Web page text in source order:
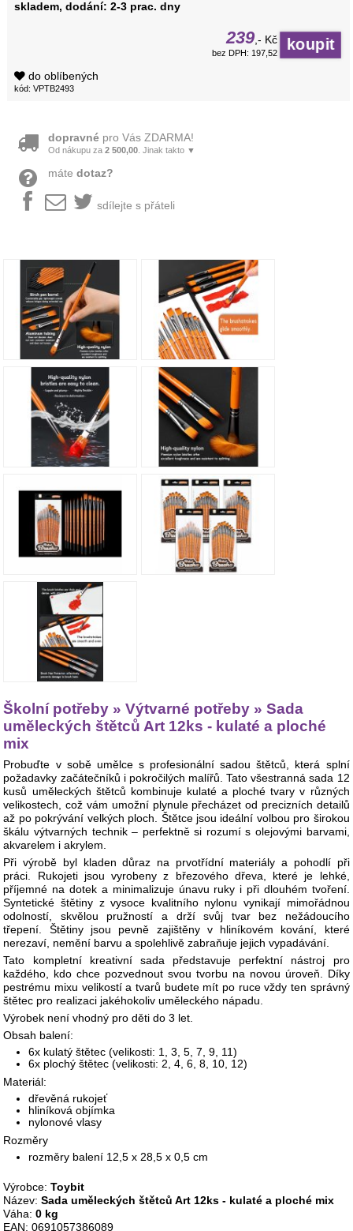
skladem, dodání: 2-3 prac. dny
239,- Kč
bez DPH: 197,52
do oblíbených
kód: VPTB2493
dopravnépro Vás ZDARMA!
Od nákupu za 2 500,00. Jinak takto ▼
máte dotaz?
sdílejte s přáteli
Školní potřeby » Výtvarné potřeby » Sada
uměleckých štětců Art 12ks - kulaté a ploché
mix
Probuďte v sobě umělce s profesionální sadou štětců, která splní
požadavky začátečníků i pokročilých malířů. Tato všestranná sada 12
kusů uměleckých štětců kombinuje kulaté a ploché tvary v různých
velikostech, což vám umožní plynule přecházet od precizních detailů
až po pokrývání velkých ploch. Štětce jsou ideální volbou pro širokou
škálu výtvarných technik – perfektně si rozumí s olejovými barvami,
akvarelem i akrylem.
Při výrobě byl kladen důraz na prvotřídní materiály a pohodlí při
práci. Rukojeti jsou vyrobeny z březového dřeva, které je lehké,
příjemné na dotek a minimalizuje únavu ruky i při dlouhém tvoření.
Syntetické štětiny z vysoce kvalitního nylonu vynikají mimořádnou
odolností, skvělou pružností a drží svůj tvar bez nežádoucího
třepení. Štětiny jsou pevně zajištěny v hliníkovém kování, které
nerezaví, nemění barvu a spolehlivě zabraňuje jejich vypadávání.
Tato kompletní kreativní sada představuje perfektní nástroj pro
každého, kdo chce pozvednout svou tvorbu na novou úroveň. Díky
pestrému mixu velikostí a tvarů budete mít po ruce vždy ten správný
štětec pro realizaci jakéhokoliv uměleckého nápadu.
Výrobek není vhodný pro děti do 3 let.
Obsah balení:
6x kulatý štětec (velikosti: 1, 3, 5, 7, 9, 11)
6x plochý štětec (velikosti: 2, 4, 6, 8, 10, 12)
Materiál:
dřevěná rukojeť
hliníková objímka
nylonové vlasy
Rozměry
rozměry balení 12,5 x 28,5 x 0,5 cm
Výrobce:Toybit
Název:Sada uměleckých štětců Art 12ks - kulaté a ploché mix
Váha:0 kg
EAN: 0691057386089